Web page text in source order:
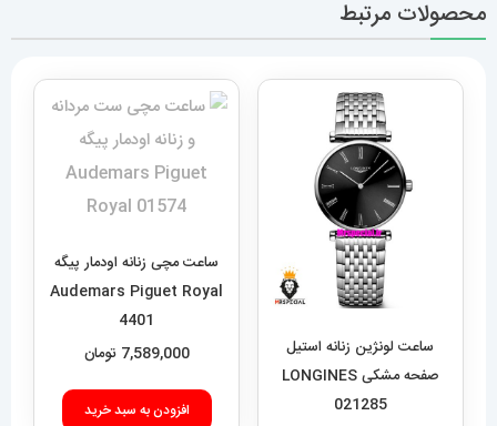
محصولات مرتبط
ساعت لونژین زنانه استیل
صفحه مشکی LONGINES
021285
ساعت مچی زنانه اودمار پیگه
Audemars Piguet Royal
4401
7,589,000 تومان
افزودن به سبد خرید